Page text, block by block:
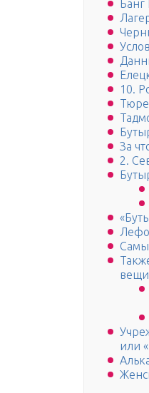
Банг
10.
За
2.
вещи
или